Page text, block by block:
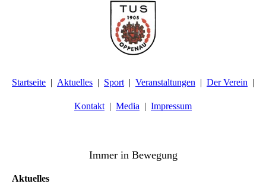
Startseite Aktuelles Sport Veranstaltungen Der Verein
Kontakt Media Impressum
Immer in Bewegung
Aktuelles